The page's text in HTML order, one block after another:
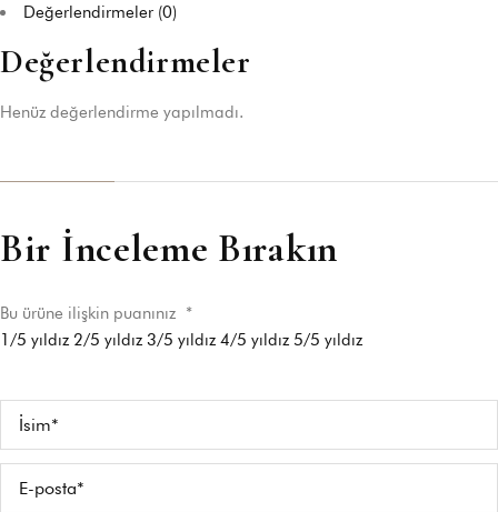
Değerlendirmeler (0)
Değerlendirmeler
Henüz değerlendirme yapılmadı.
Bir İnceleme Bırakın
Bu ürüne ilişkin puanınız *
1/5 yıldız 2/5 yıldız 3/5 yıldız 4/5 yıldız 5/5 yıldız